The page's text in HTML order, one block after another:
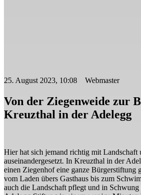
25. August 2023, 10:08 Webmaster
Von der Ziegenweide zur
Kreuzthal in der Adelegg
Hier hat sich jemand richtig mit Landschaft
auseinandergesetzt. In Kreuzthal in der
einen Ziegenhof eine ganze Bürgerstiftung
vom Laden übers Gasthaus bis zum
auch die Landschaft pflegt und in